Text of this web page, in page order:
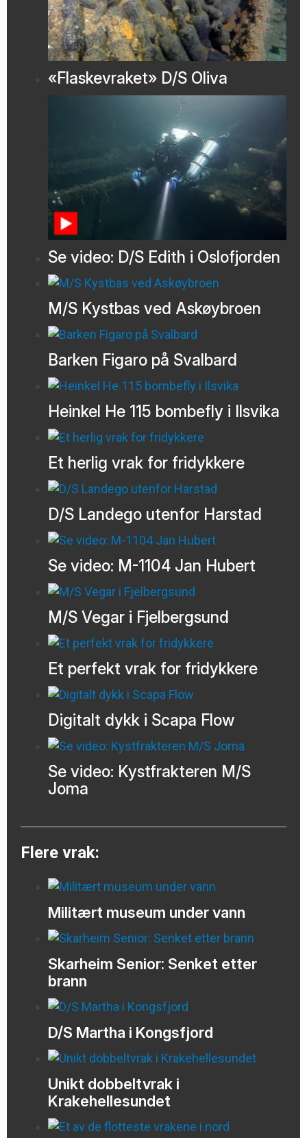
«Flaskevraket» D/S Oliva
Se video: D/S Edith i Oslofjorden
M/S Kystbas ved Askøybroen
Barken Figaro på Svalbard
Heinkel He 115 bombefly i Ilsvika
Et herlig vrak for fridykkere
D/S Landego utenfor Harstad
Se video: M-1104 Jan Hubert
M/S Vegar i Fjelbergsund
Et perfekt vrak for fridykkere
Digitalt dykk i Scapa Flow
Se video: Kystfrakteren M/S
Joma
Flere vrak:
Militært museum under vann
Skarheim Senior: Senket etter
brann
D/S Martha i Kongsfjord
Unikt dobbeltvrak i
Krakehellesundet